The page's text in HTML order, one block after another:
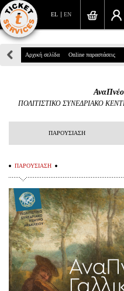
EN
EL
Αναζήτηση
Σύνδεση/
Αναζήτηση
Προσωπικά
Πληροφορίες
Είσοδος
Αρχική σελίδα Online παραστάσεις
ΠΟΛΙΤΙΣΤΙΚΟ ΣΥΝΕΔΡΙΑΚΟ
ΠΑΡΟΥΣΙΑΣΗ
ΠΑΡΟΥΣΙΑΣΗ